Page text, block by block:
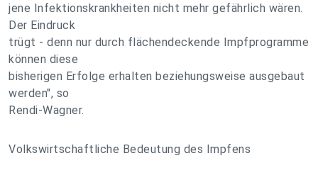
jene Infektionskrankheiten nicht mehr gefährlich wären.
Der Eindruck
trügt - denn nur durch flächendeckende Impfprogramme
können diese
bisherigen Erfolge erhalten beziehungsweise ausgebaut
werden", so
Rendi-Wagner.
Volkswirtschaftliche Bedeutung des Impfens